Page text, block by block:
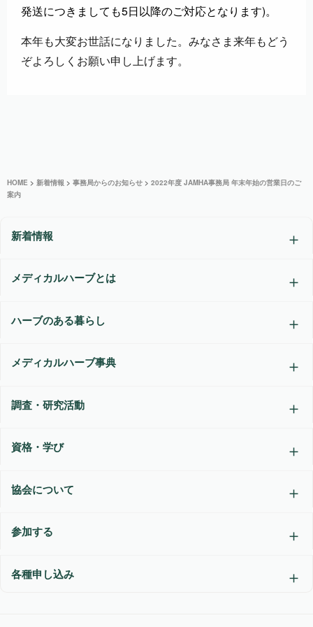
発送につきましても5日以降のご対応となります)。
本年も大変お世話になりました。みなさま来年もどう
ぞよろしくお願い申し上げます。
HOME > 新着情報 > 事務局からのお知らせ > 2022年度 JAMHA事務局 年末年始の営業日のご
案内
新着情報
メディカルハーブとは
ハーブのある暮らし
メディカルハーブ事典
調査・研究活動
資格・学び
協会について
参加する
各種申し込み